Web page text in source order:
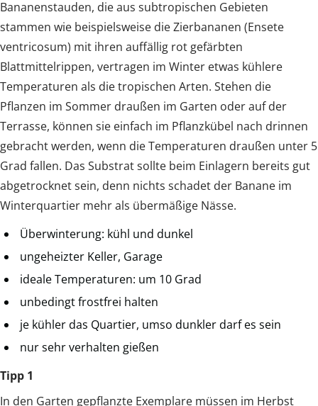
Bananenstauden, die aus subtropischen Gebieten
stammen wie beispielsweise die Zierbananen (Ensete
ventricosum) mit ihren auffällig rot gefärbten
Blattmittelrippen, vertragen im Winter etwas kühlere
Temperaturen als die tropischen Arten. Stehen die
Pflanzen im Sommer draußen im Garten oder auf der
Terrasse, können sie einfach im Pflanzkübel nach drinnen
gebracht werden, wenn die Temperaturen draußen unter 5
Grad fallen. Das Substrat sollte beim Einlagern bereits gut
abgetrocknet sein, denn nichts schadet der Banane im
Winterquartier mehr als übermäßige Nässe.
Überwinterung: kühl und dunkel
ungeheizter Keller, Garage
ideale Temperaturen: um 10 Grad
unbedingt frostfrei halten
je kühler das Quartier, umso dunkler darf es sein
nur sehr verhalten gießen
Tipp 1
In den Garten gepflanzte Exemplare müssen im Herbst